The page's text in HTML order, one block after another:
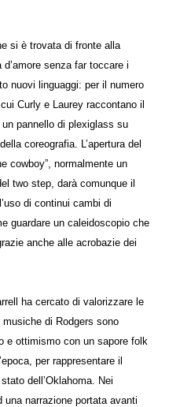
si è trovata di fronte alla
senza far toccare i
nuovi linguaggi: per il numero
Curly e Laurey raccontano il
pannello di plexiglass su
coreografia. L’apertura del
cowboy”, normalmente un
two step, darà comunque il
di continui cambi di
guardare un caleidoscopio che
anche alle acrobazie dei
ha cercato di valorizzare le
di Rodgers sono
e ottimismo con un sapore folk
per rappresentare il
dell’Oklahoma. Nei
narrazione portata avanti